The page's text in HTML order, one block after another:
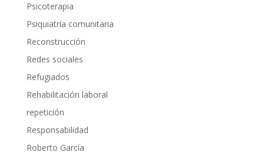
Psicoterapia
Psiquiatría comunitaria
Reconstrucción
Redes sociales
Refugiados
Rehabilitación laboral
repetición
Responsabilidad
Roberto García